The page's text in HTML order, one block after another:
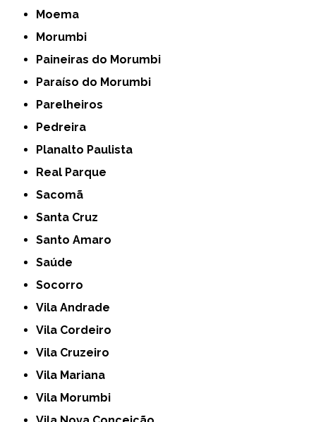
Moema
Morumbi
Paineiras do Morumbi
Paraíso do Morumbi
Parelheiros
Pedreira
Planalto Paulista
Real Parque
Sacomã
Santa Cruz
Santo Amaro
Saúde
Socorro
Vila Andrade
Vila Cordeiro
Vila Cruzeiro
Vila Mariana
Vila Morumbi